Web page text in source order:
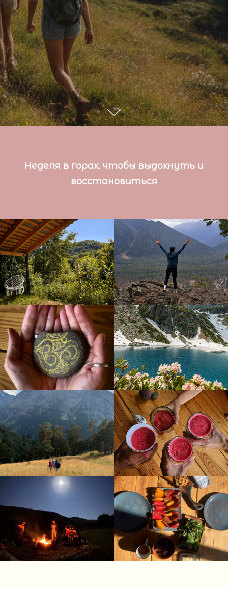
Неделя в горах, чтобы выдохнуть и
восстановиться